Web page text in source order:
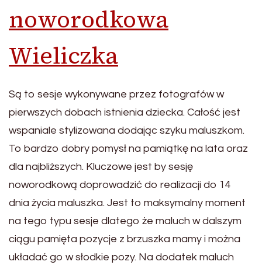
noworodkowa
Wieliczka
Są to sesje wykonywane przez fotografów w
pierwszych dobach istnienia dziecka. Całość jest
wspaniale stylizowana dodając szyku maluszkom.
To bardzo dobry pomysł na pamiątkę na lata oraz
dla najbliższych. Kluczowe jest by sesję
noworodkową doprowadzić do realizacji do 14
dnia życia maluszka. Jest to maksymalny moment
na tego typu sesje dlatego że maluch w dalszym
ciągu pamięta pozycje z brzuszka mamy i można
układać go w słodkie pozy. Na dodatek maluch